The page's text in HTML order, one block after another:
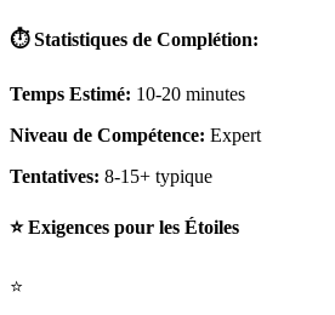
⏱️ Statistiques de Complétion:
Temps Estimé: 10-20 minutes
Niveau de Compétence: Expert
Tentatives: 8-15+ typique
⭐ Exigences pour les Étoiles
⭐